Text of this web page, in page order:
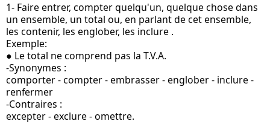
1- Faire entrer, compter quelqu'un, quelque chose dans
un ensemble, un total ou, en parlant de cet ensemble,
les contenir, les englober, les inclure .
Exemple:
● Le total ne comprend pas la T.V.A.
-Synonymes :
comporter - compter - embrasser - englober - inclure -
renfermer
-Contraires :
excepter - exclure - omettre.